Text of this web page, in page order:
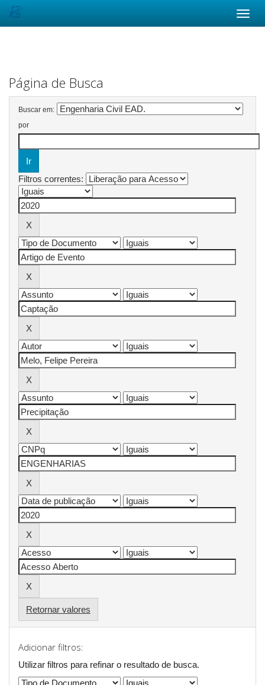
Página de Busca
Buscar em:
por
Filtros correntes:
Retornar valores
Adicionar filtros:
Utilizar filtros para refinar o resultado de busca.